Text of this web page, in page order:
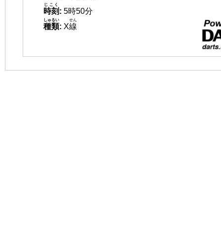
時刻
じこく
: 5時50分
種類
しゅるい
: X線
せん